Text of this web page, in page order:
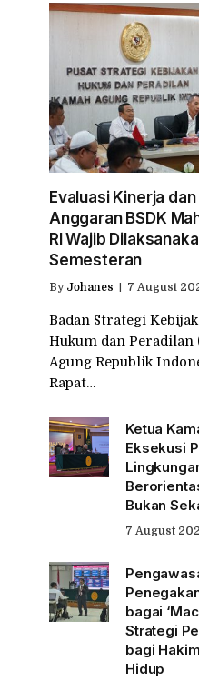
Evaluasi Kinerja
Anggaran BSDK
RI Wajib
Semesteran
By Johanes 7 August
Badan Strategi
Hukum dan Peradilan
Agung Republik
Rapat…
Ketua
Eksekusi
Bukan
7 August
bagai
Strategi
bagi
Hidup